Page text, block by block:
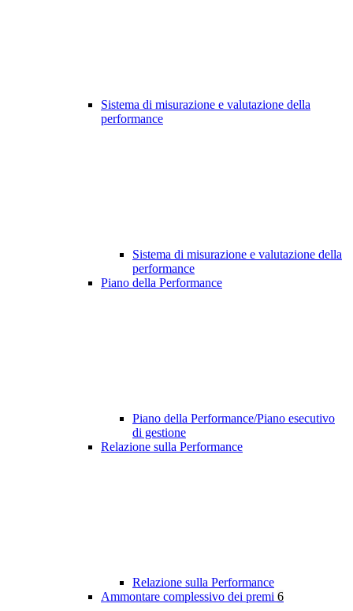
Sistema di misurazione e valutazione della
performance
Sistema di misurazione e valutazione della
performance
Piano della Performance
Piano della Performance/Piano esecutivo
di gestione
Relazione sulla Performance
Relazione sulla Performance
Ammontare complessivo dei premi 6